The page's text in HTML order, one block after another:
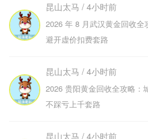
昆山太马 / 4小时前
2026 年 8 月武汉黄金回收全
避开虚价扣费套路
昆山太马 / 4小时前
2026 贵阳黄金回收全攻略：
不踩亏上千套路
昆山太马 / 4小时前